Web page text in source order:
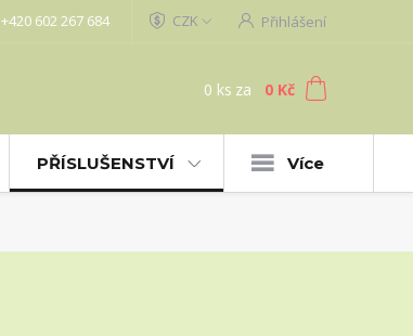
CZK Přihlášení
+420 602 267 684
0 ks za 0 Kč
PŘÍSLUŠENSTVÍ Více